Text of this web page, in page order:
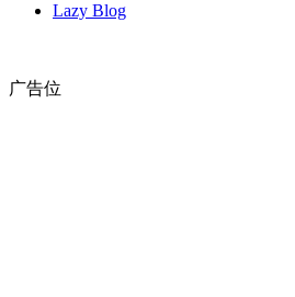
Lazy Blog
广告位